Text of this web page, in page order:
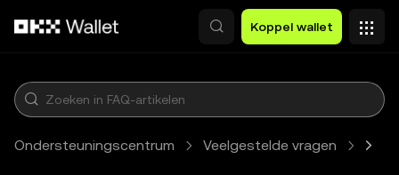
Koppel wallet
Ondersteuningscentrum Veelgestelde vragen